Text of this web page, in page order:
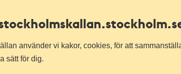
använder vi kakor, cookies, för att
sätt för dig.